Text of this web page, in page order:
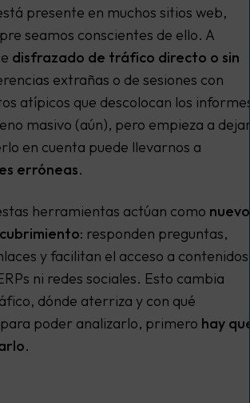
presente en muchos sitios web,
seamos conscientes de ello. A
disfrazado de tráfico directo o sin
extrañas o de sesiones con
atípicos que descolocan los
masivo (aún), pero empieza a
en cuenta puede llevarnos a
erróneas.
herramientas actúan como
: responden preguntas,
y facilitan el acceso a contenidos
ni redes sociales. Esto cambia
dónde aterriza y con qué
poder analizarlo, primero hay
.